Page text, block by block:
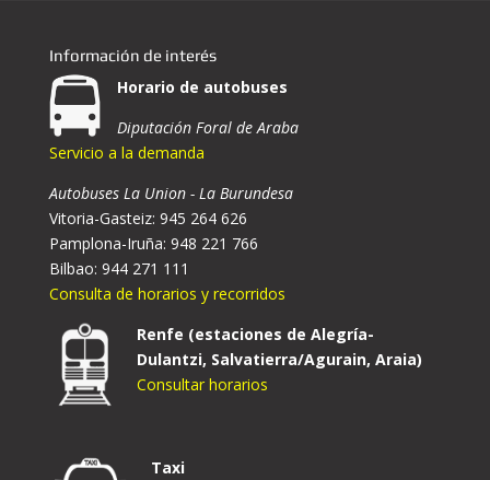
Información de interés
Horario de autobuses
Diputación Foral de Araba
Servicio a la demanda
Autobuses La Union - La Burundesa
Vitoria-Gasteiz: 945 264 626
Pamplona-Iruña: 948 221 766
Bilbao: 944 271 111
Consulta de horarios y recorridos
Renfe (estaciones de Alegría-
Dulantzi, Salvatierra/Agurain, Araia)
Consultar horarios
Taxi